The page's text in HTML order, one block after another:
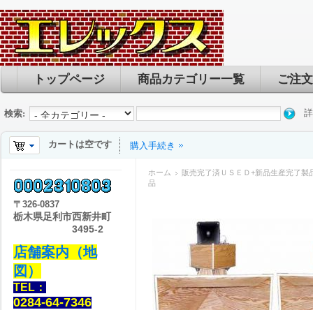
トップページ 商品カテゴリー一覧 ご注
検索:
カートは空です 購入手続き
ホーム
販売完了済ＵＳＥＤ+新品生産完了製
品
〒 326-0837
栃木県足利市西新井町
3495-2
店舗案内（地
図）
TEL：
0284-64-7346